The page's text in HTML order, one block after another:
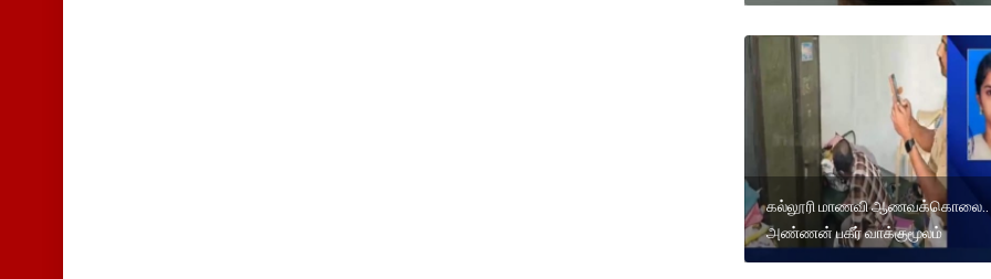
கல்லூரி மாணவி ஆணவக்கொலை..
அண்ணன் பகீர் வாக்குமூலம்